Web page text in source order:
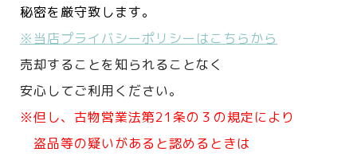
秘密を厳守致します。
※当店プライバシーポリシーはこちらから
売却することを知られることなく
安心してご利用ください。
※但し、古物営業法第21条の３の規定により
盗品等の疑いがあると認めるときは